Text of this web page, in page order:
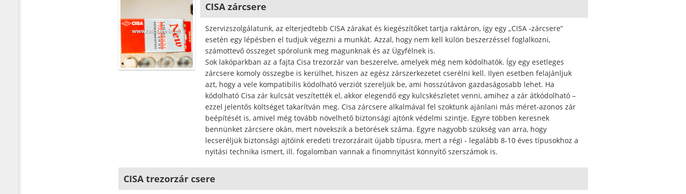
CISA zárcsere
Szervizszolgálatunk, az elterjedtebb CISA zárakat és kiegészítőket tartja raktáron, így egy „CISA -zárcsere”
esetén egy lépésben el tudjuk végezni a munkát. Azzal, hogy nem kell külön beszerzéssel foglalkozni,
számottevő összeget spórolunk meg magunknak és az Ügyfélnek is.
Sok lakóparkban az a fajta Cisa trezorzár van beszerelve, amelyek még nem kódolhatók. Így egy esetleges
zárcsere komoly összegbe is kerülhet, hiszen az egész zárszerkezetet cserélni kell. Ilyen esetben felajánljuk
azt, hogy a vele kompatibilis kódolható verziót szereljük be, ami hosszútávon gazdaságosabb lehet. Ha
kódolható Cisa zár kulcsát veszítették el, akkor elegendő egy kulcskészletet venni, amihez a zár átkódolható –
ezzel jelentős költséget takarítván meg. Cisa zárcsere alkalmával fel szoktunk ajánlani más méret-azonos zár
beépítését is, amivel még tovább növelhető biztonsági ajtónk védelmi szintje. Egyre többen keresnek
bennünket zárcsere okán, mert növekszik a betörések száma. Egyre nagyobb szükség van arra, hogy
lecseréljük biztonsági ajtóink eredeti trezorzárait újabb típusra, mert a régi - legalább 8-10 éves típusokhoz a
nyitási technika ismert, ill. fogalomban vannak a finomnyitást könnyítő szerszámok is.
CISA trezorzár csere